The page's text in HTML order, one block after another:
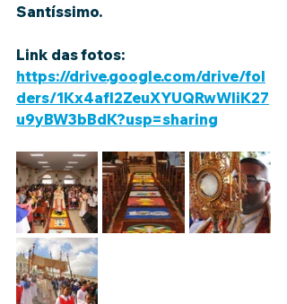
Santíssimo.
Link das fotos:
https://drive.google.com/drive/fol
ders/1Kx4afI2ZeuXYUQRwWliK27
u9yBW3bBdK?usp=sharing